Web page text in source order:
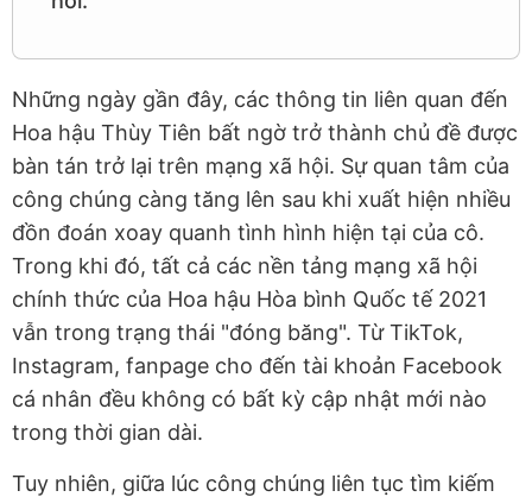
Những ngày gần đây, các thông tin liên quan đến
Hoa hậu Thùy Tiên bất ngờ trở thành chủ đề được
bàn tán trở lại trên mạng xã hội. Sự quan tâm của
công chúng càng tăng lên sau khi xuất hiện nhiều
đồn đoán xoay quanh tình hình hiện tại của cô.
Trong khi đó, tất cả các nền tảng mạng xã hội
chính thức của Hoa hậu Hòa bình Quốc tế 2021
vẫn trong trạng thái "đóng băng". Từ TikTok,
Instagram, fanpage cho đến tài khoản Facebook
cá nhân đều không có bất kỳ cập nhật mới nào
trong thời gian dài.
Tuy nhiên, giữa lúc công chúng liên tục tìm kiếm